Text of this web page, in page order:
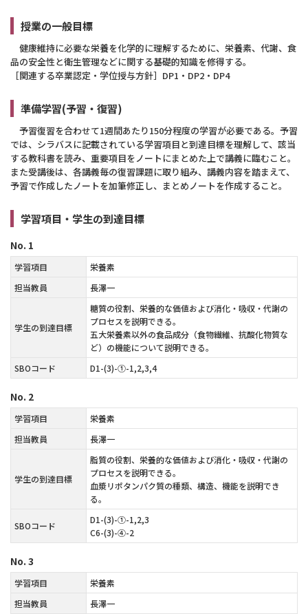
授業の一般目標
健康維持に必要な栄養を化学的に理解するために、栄養素、代謝、食
品の安全性と衛生管理などに関する基礎的知識を修得する。
［関連する卒業認定・学位授与方針］DP1・DP2・DP4
準備学習(予習・復習)
予習復習を合わせて1週間あたり150分程度の学習が必要である。予習
では、シラバスに記載されている学習項目と到達目標を理解して、該当
する教科書を読み、重要項目をノートにまとめた上で講義に臨むこと。
また受講後は、各講義毎の復習課題に取り組み、講義内容を踏まえて、
予習で作成したノートを加筆修正し、まとめノートを作成すること。
学習項目・学生の到達目標
No. 1
学習項目
栄養素
担当教員
長澤一
学生の到達目標
糖質の役割、栄養的な価値および消化・吸収・代謝の
プロセスを説明できる。
五大栄養素以外の食品成分（食物繊維、抗酸化物質な
ど）の機能について説明できる。
SBOコード
D1-(3)-①-1,2,3,4
No. 2
学習項目
栄養素
担当教員
長澤一
学生の到達目標
脂質の役割、栄養的な価値および消化・吸収・代謝の
プロセスを説明できる。
血漿リポタンパク質の種類、構造、機能を説明でき
る。
SBOコード
D1-(3)-①-1,2,3
C6-(3)-④-2
No. 3
学習項目
栄養素
担当教員
長澤一